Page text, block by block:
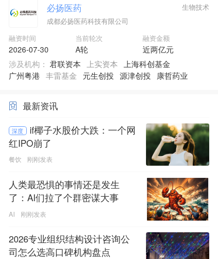
必扬医药
成都必扬医药科技有限公司
融资时间
2026-07-30
当前轮次
A轮
融资金额
近两亿元
生物技术
涉及机构： 君联资本 上实资本
上海科创基金
广州粤港 丰雷基金 元生创投 源津创投 康哲药业
最新资讯
深度
if椰子水股价大跌：一个网
红IPO崩了
餐饮 刚刚发表
人类最恐惧的事情还是发生
了：AI们拉了个群密谋大事
AI 刚刚发表
2026专业组织结构设计咨询公
司怎么选高口碑机构盘点